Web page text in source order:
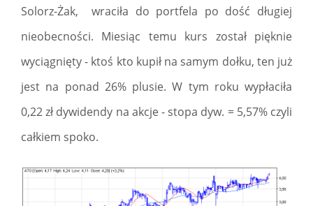
Solorz-Żak, wraciła do portfela po dość długiej
nieobecności. Miesiąc temu kurs został pięknie
wyciągnięty - ktoś kto kupił na samym dołku, ten już
jest na ponad 26% plusie. W tym roku wypłaciła
0,22 zł dywidendy na akcje - stopa dyw. = 5,57% czyli
całkiem spoko.